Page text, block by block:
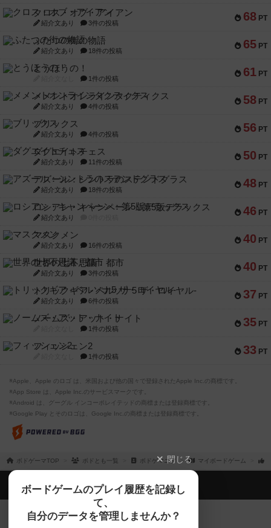
68 PT
クロス・オブ・アイアン
紹介文あり 3件の投稿
65 PT
ふたつの街の物語
紹介文あり 18件の投稿
61 PT
とうほうの！
1件の投稿
58 PT
メメントオンラインタクティクス
紹介文あり 4件の投稿
56 PT
ブリックス
紹介文あり 4件の投稿
50 PT
ダグエイトチェス
紹介文あり 11件の投稿
48 PT
アズール：シントラのステンドグラス
紹介文あり 18件の投稿
46 PT
ロシアン・キャンペーン：第5版デラックス
紹介文あり
40 PT
マスクメン
紹介文あり 16件の投稿
40 PT
世界の七不思議：都市
紹介文あり 3件の投稿
37 PT
トリックギア - ペルソナ5 ザ・ロイヤル-
紹介文あり 6件の投稿
35 PT
ノームズ・アット・ナイト
1件の投稿
33 PT
フィッシェン2
1件の投稿
※Apple、Apple のロゴ は、米国および他の国々で登録されたApple Inc.の商標です。
※App Store は、Apple Inc.のサービスマークです。
※Android は、グーグル インコーポレイテッドの商標または登録商標です。
※Google Play とそのロゴは、Google Inc.の商標または登録商標です。
ボドゲーマTOP ボドとも一覧 ボドゲマニア マイボードゲーム
閉じる
ボードゲームのプレイ履歴を記録し
て、
自分のデータを管理しませんか？
ボドゲーマTOP
ボードゲームを検索する